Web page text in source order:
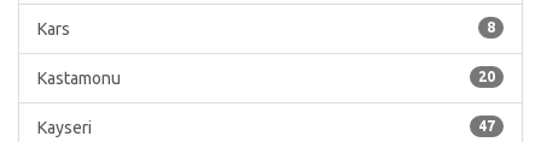
8
Kars
20
Kastamonu
47
Kayseri